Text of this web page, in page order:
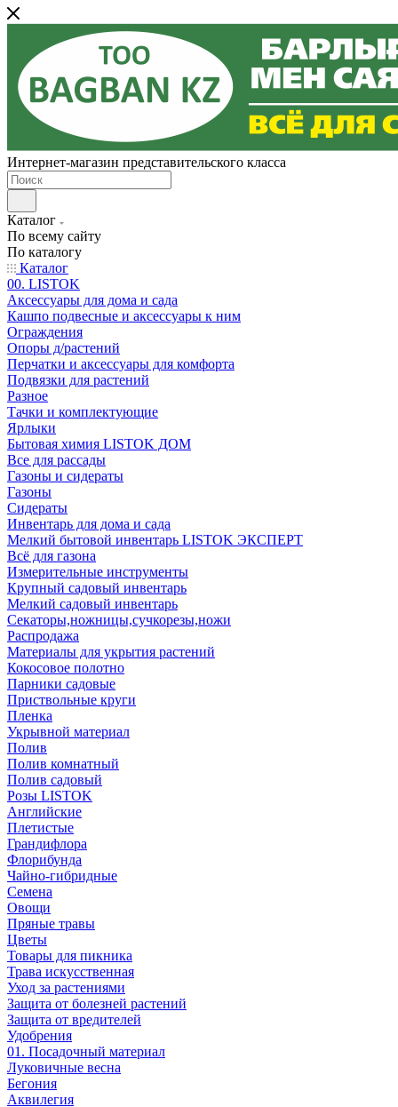
Интернет-магазин представительского класса
Каталог
По всему сайту
По каталогу
Каталог
00. LISTOK
Аксессуары для дома и сада
Кашпо подвесные и аксессуары к ним
Ограждения
Опоры д/растений
Перчатки и аксессуары для комфорта
Подвязки для растений
Разное
Тачки и комплектующие
Ярлыки
Бытовая химия LISTOK ДОМ
Все для рассады
Газоны и сидераты
Газоны
Сидераты
Инвентарь для дома и сада
Мелкий бытовой инвентарь LISTOK ЭКСПЕРТ
Всё для газона
Измерительные инструменты
Крупный садовый инвентарь
Мелкий садовый инвентарь
Секаторы,ножницы,сучкорезы,ножи
Распродажа
Материалы для укрытия растений
Кокосовое полотно
Парники садовые
Приствольные круги
Пленка
Укрывной материал
Полив
Полив комнатный
Полив садовый
Розы LISTOK
Английские
Плетистые
Грандифлора
Флорибунда
Чайно-гибридные
Семена
Овощи
Пряные травы
Цветы
Товары для пикника
Трава искусственная
Уход за растениями
Защита от болезней растений
Защита от вредителей
Удобрения
01. Посадочный материал
Луковичные весна
Бегония
Аквилегия